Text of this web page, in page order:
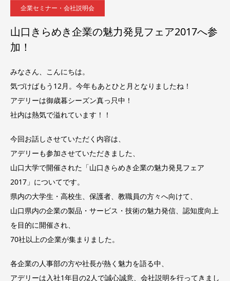
企業セミナー・会社説明会
山口きらめき企業の魅力発見フェア2017へ参
加！
みなさん、こんにちは。
気づけばもう12月。今年もあとひと月となりましたね！
アデリーは御歳暮シーズン真っ只中！
社内は熱気で溢れています！！
今回お話しさせていただく内容は、
アデリーも参加させていただきました、
山口大学で開催された「山口きらめき企業の魅力発見フェア
2017」についてです。
県内の大学生・高校生、保護者、教職員の方々へ向けて、
山口県内の企業の製品・サービス・技術の魅力発信、認知度向上
を目的に開催され、
70社以上の企業が集まりました。
各企業の人事部の方や社長が熱く魅力を語る中、
アデリーは入社1年目の2人で誠心誠意、会社説明を行ってきまし